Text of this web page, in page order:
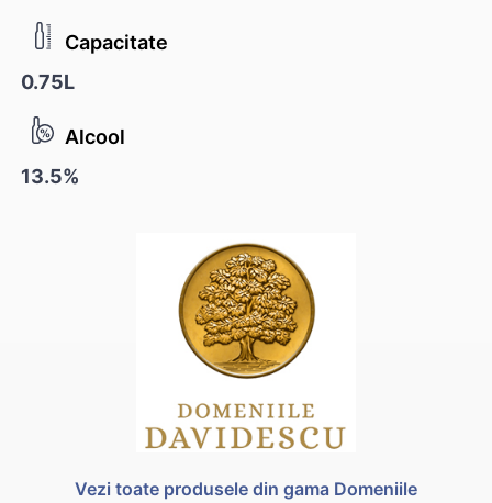
Capacitate
0.75L
Alcool
13.5%
Vezi toate produsele din gama Domeniile